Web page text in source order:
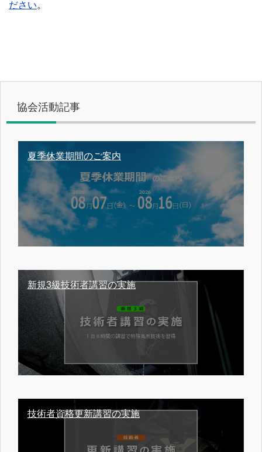
ださい。
協会活動記事
夏季休業期間のご案内
新規3級技術者講習の実施
技術者資格更新講習の実施